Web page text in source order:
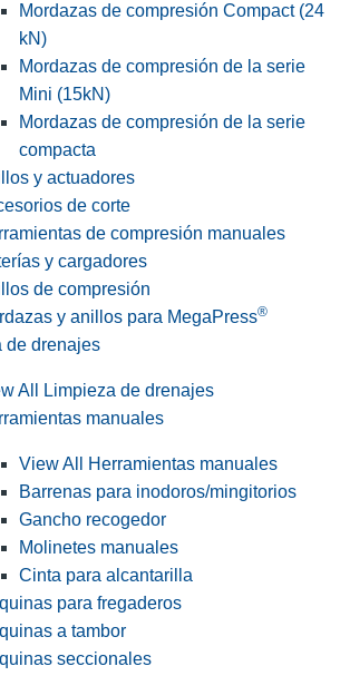
Mordazas de compresión Compact (24
kN)
Mordazas de compresión de la serie
Mini (15kN)
Mordazas de compresión de la serie
compacta
y actuadores
de corte
de compresión manuales
y cargadores
de compresión
y anillos para MegaPress®
de drenajes
All Limpieza de drenajes
manuales
View All Herramientas manuales
Barrenas para inodoros/mingitorios
Gancho recogedor
Molinetes manuales
Cinta para alcantarilla
para fregaderos
a tambor
seccionales